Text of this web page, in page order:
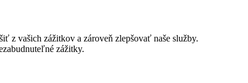
z vašich zážitkov a zároveň zlepšovať naše služby.
zážitky.